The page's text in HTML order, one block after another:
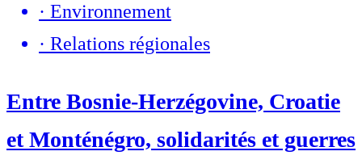
· Environnement
· Relations régionales
Entre Bosnie-Herzégovine, Croatie
et Monténégro, solidarités et guerres